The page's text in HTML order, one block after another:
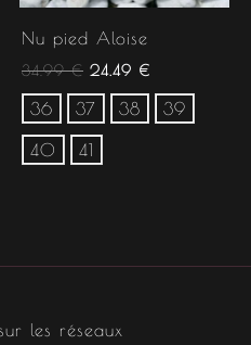
Nu pied Aloise
34.99€ 24.49 €
36 37 38 39
40 41
les réseaux